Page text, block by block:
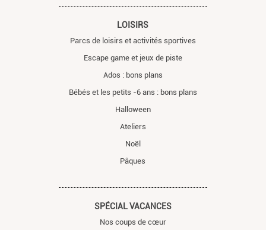
LOISIRS
Parcs de loisirs et activités sportives
Escape game et jeux de piste
Ados : bons plans
Bébés et les petits -6 ans : bons plans
Halloween
Ateliers
Noël
Pâques
SPÉCIAL VACANCES
Nos coups de cœur